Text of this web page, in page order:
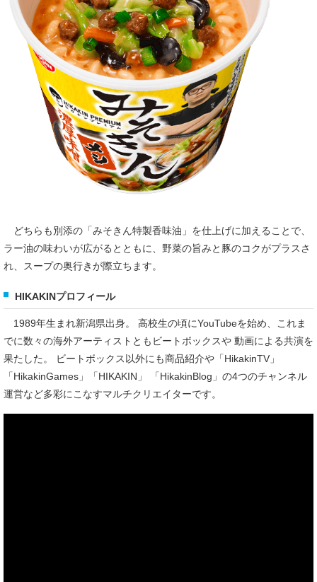
どちらも別添の「みそきん特製香味油」を仕上げに加えることで、
ラー油の味わいが広がるとともに、野菜の旨みと豚のコクがプラスさ
れ、スープの奥行きが際立ちます。
HIKAKINプロフィール
1989年生まれ新潟県出身。 高校生の頃にYouTubeを始め、これま
でに数々の海外アーティストともビートボックスや 動画による共演を
果たした。 ビートボックス以外にも商品紹介や「HikakinTV」
「HikakinGames」「HIKAKIN」 「HikakinBlog」の4つのチャンネル
運営など多彩にこなすマルチクリエイターです。